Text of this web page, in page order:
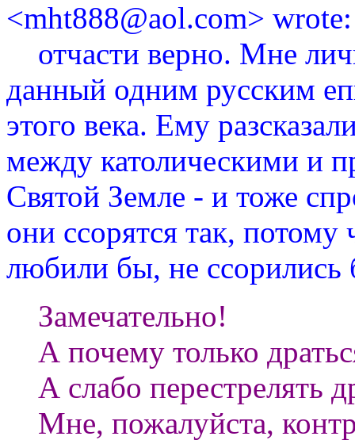
<mht888@aol.com> wrote:
отчасти верно. Мне
данный одним русским
этого века. Ему
между католическими и
Святой Земле - и тоже
они ссорятся так,
любили бы, не ссорились
Замечательно!
А почему только
А слабо перестрелять
Мне, пожалуйста,